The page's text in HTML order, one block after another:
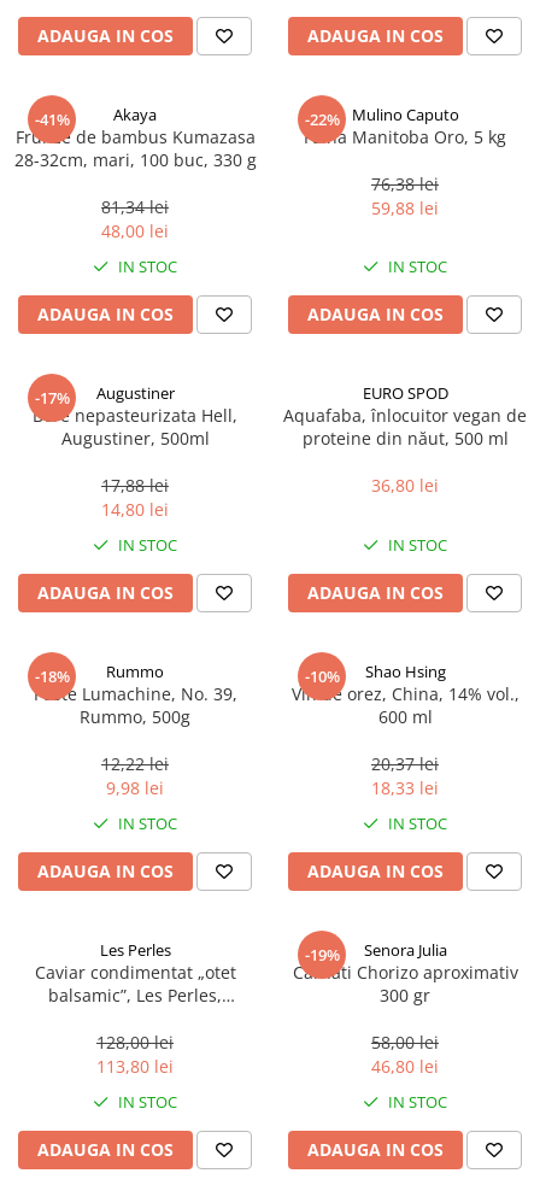
Ulei Wiberg Gastro
ADAUGA IN COS ADAUGA IN COS
-41% Akaya
Frunze de bambus Kumazasa
28-32cm, mari, 100 buc, 330 g
81,34 lei
48,00 lei
IN STOC
ADAUGA IN COS
-22% Mulino Caputo
Faina Manitoba Oro, 5 kg
76,38 lei
59,88 lei
IN STOC
ADAUGA IN COS
-17% Augustiner
Bere nepasteurizata Hell,
Augustiner, 500ml
17,88 lei
14,80 lei
IN STOC
ADAUGA IN COS
EURO SPOD
Aquafaba, înlocuitor vegan de
proteine ​​din năut, 500 ml
36,80 lei
IN STOC
ADAUGA IN COS
-18% Rummo
Paste Lumachine, No. 39,
Rummo, 500g
12,22 lei
9,98 lei
IN STOC
ADAUGA IN COS
-10% Shao Hsing
Vin de orez, China, 14% vol.,
600 ml
20,37 lei
18,33 lei
IN STOC
ADAUGA IN COS
Les Perles
Caviar condimentat „otet
balsamic”, Les Perles,
sferice, 200 g
128,00 lei
113,80 lei
IN STOC
ADAUGA IN COS
-19% Senora Julia
Carnati Chorizo aproximativ
300 gr
58,00 lei
46,80 lei
IN STOC
ADAUGA IN COS